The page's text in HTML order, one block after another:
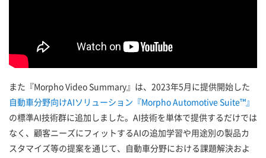
また『Morpho Video Summary』は、2023年5月に提供開始した
自動車分野向けAIソリューション『Morpho Automotive Suite™』
の標準AI技術群に追加しました。AI技術を単体で提供するだけでは
なく、顧客ニーズにフィットするAIの追加学習や用途別の製品カ
スタマイズ等の提案を通じて、自動車分野における課題解決およ